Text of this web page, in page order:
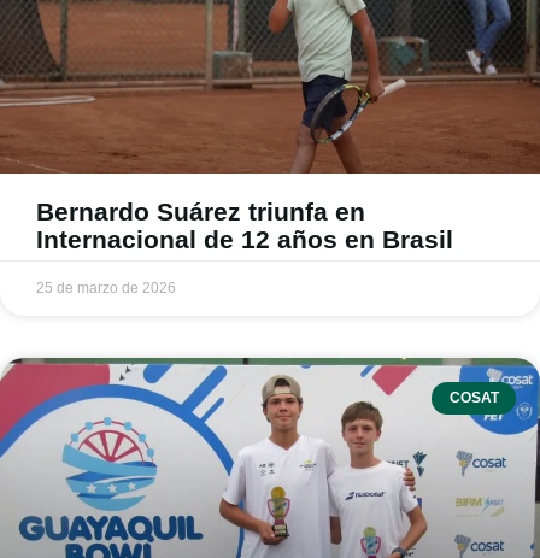
Bernardo Suárez triunfa en
Internacional de 12 años en Brasil
25 de marzo de 2026
COSAT